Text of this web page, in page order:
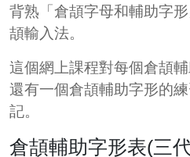
背熟「倉頡字母和輔助字
頡輸入法。
這個網上課程對每個倉頡
還有一個倉頡輔助字形的
記。
倉頡輔助字形表(三